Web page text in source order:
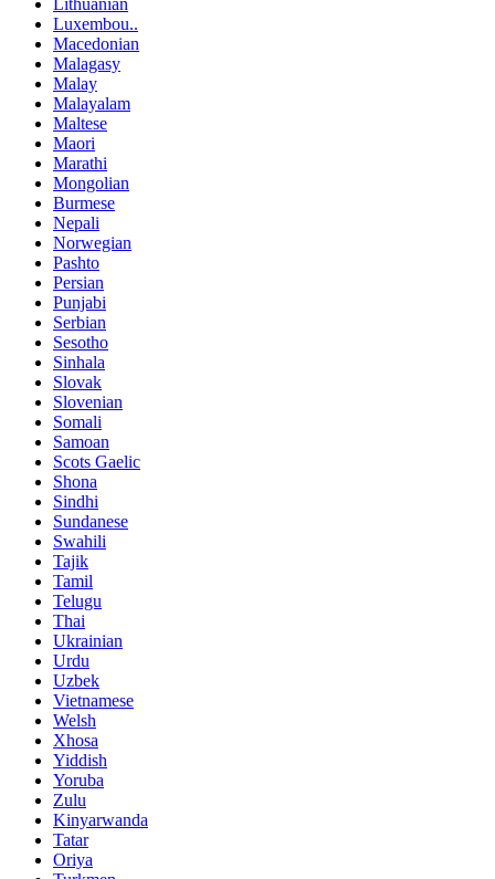
Lithuanian
Luxembou..
Macedonian
Malagasy
Malay
Malayalam
Maltese
Maori
Marathi
Mongolian
Burmese
Nepali
Norwegian
Pashto
Persian
Punjabi
Serbian
Sesotho
Sinhala
Slovak
Slovenian
Somali
Samoan
Scots Gaelic
Shona
Sindhi
Sundanese
Swahili
Tajik
Tamil
Telugu
Thai
Ukrainian
Urdu
Uzbek
Vietnamese
Welsh
Xhosa
Yiddish
Yoruba
Zulu
Kinyarwanda
Tatar
Oriya